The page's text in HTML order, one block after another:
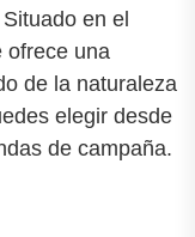
en el
ofrece una
de la naturaleza
elegir desde
de campaña.